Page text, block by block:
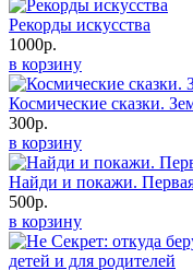
Рекорды искусства
1000р.
в корзину
Космические сказки.
300р.
в корзину
Найди и покажи.
500р.
в корзину